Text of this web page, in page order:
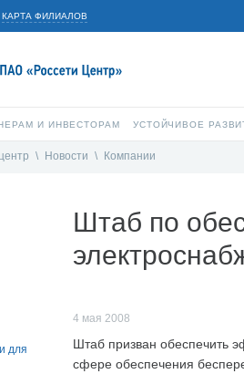
КАРТА ФИЛИАЛОВ
И ИНВЕСТОРАМ УСТОЙЧИВОЕ
\ Новости \ Компании
для
Штаб по
4 мая 2008
Штаб призван обеспечить
сфере обеспечения